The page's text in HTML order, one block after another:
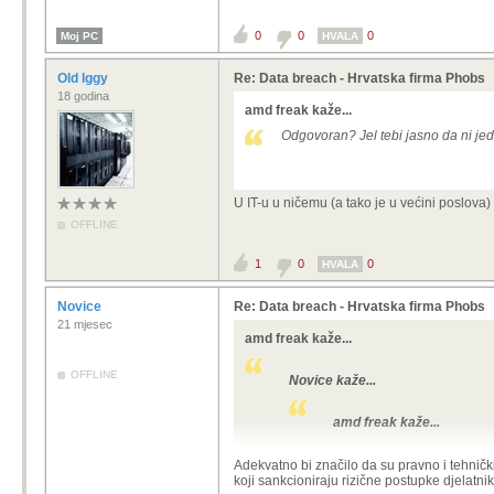
posljedice.
webu/
Ako netko opljačka
I šta uzmu bazu i
A to što neki ljudi
samoubojstvo to
Naravno da je glavni krivac
koje su preduvijet takvih djelatnosti
(ne)odgovorne, čisto po
Moj PC 0 0 HVALA 0
Old Iggy
18 godina
OFFLINE
Re: Data breach - Hrvatska firma Phobs
amd freak kaže...
Odgovoran? Jel tebi jasno da ni
U IT-u u ničemu (a tako je u većini
1 0 HVALA 0
Novice
21 mjesec
OFFLINE
Re: Data breach - Hrvatska firma Phobs
amd freak kaže...
Novice kaže...
amd freak kaže...
SharkZ kaže...
Adekvatno bi značilo da su pravno i
koji sankcioniraju rizične postupke